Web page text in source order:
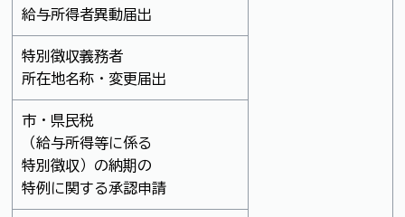
給与所得者異動届出
特別徴収義務者
所在地名称・変更届出
市・県民税
（給与所得等に係る
特別徴収）の納期の
特例に関する承認申請